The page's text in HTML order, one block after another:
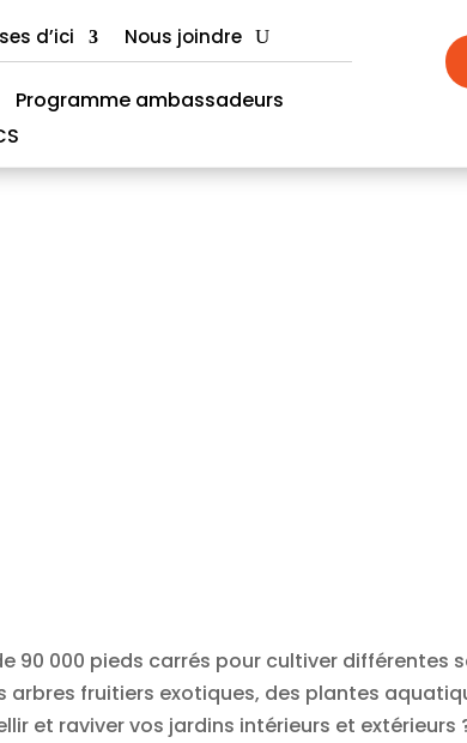
d’ici Nous joindre
Programme ambassadeurs
90 000 pieds carrés pour cultiver différentes
fruitiers exotiques, des plantes
et raviver vos jardins intérieurs et extérieurs